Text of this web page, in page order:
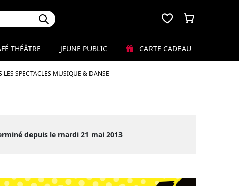
LES SPECTACLES MUSIQUE & DANSE
THÉÂTRE JEUNE PUBLIC CARTE CADEAU
depuis le mardi 21 mai 2013